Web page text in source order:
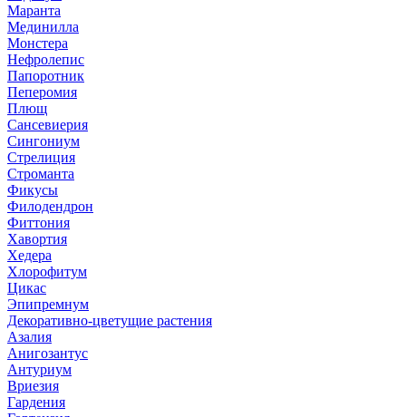
Маранта
Мединилла
Монстера
Нефролепис
Папоротник
Пеперомия
Плющ
Сансевиерия
Сингониум
Стрелиция
Строманта
Фикусы
Филодендрон
Фиттония
Хавортия
Хедера
Хлорофитум
Цикас
Эпипремнум
Декоративно-цветущие растения
Азалия
Анигозантус
Антуриум
Вриезия
Гардения